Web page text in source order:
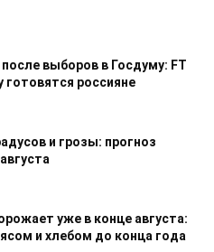
выборов в Госдуму: FT
готовятся россияне
и грозы: прогноз
уже в конце августа:
и хлебом до конца года